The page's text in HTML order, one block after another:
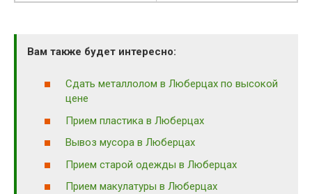
Вам также будет интересно:
Сдать металлолом в Люберцах по высокой
цене
Прием пластика в Люберцах
Вывоз мусора в Люберцах
Прием старой одежды в Люберцах
Прием макулатуры в Люберцах